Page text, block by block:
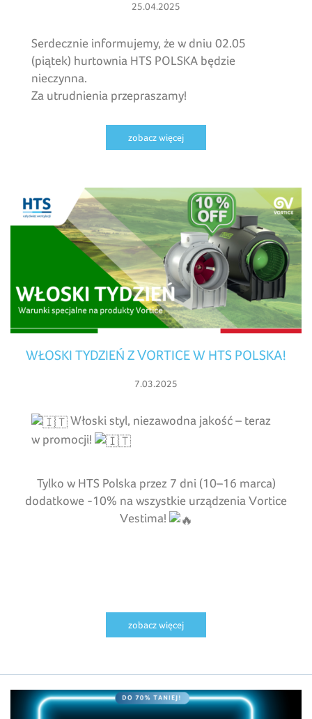
25.04.2025
Serdecznie informujemy, że w dniu 02.05
(piątek) hurtownia HTS POLSKA będzie
nieczynna.
Za utrudnienia przepraszamy!
zobacz więcej
WŁOSKI TYDZIEŃ Z VORTICE W HTS POLSKA!
7.03.2025
Włoski styl, niezawodna jakość – teraz
w promocji!
Tylko w HTS Polska przez 7 dni (10–16 marca)
dodatkowe -10% na wszystkie urządzenia Vortice
Vestima!
zobacz więcej